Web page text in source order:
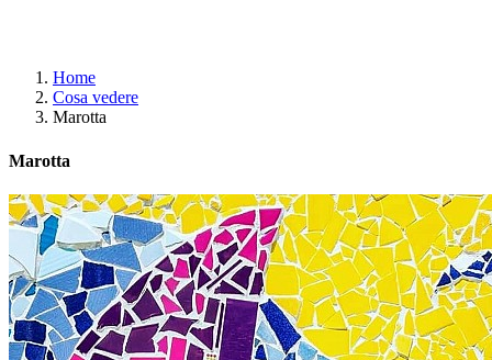
Home
Cosa vedere
Marotta
Marotta